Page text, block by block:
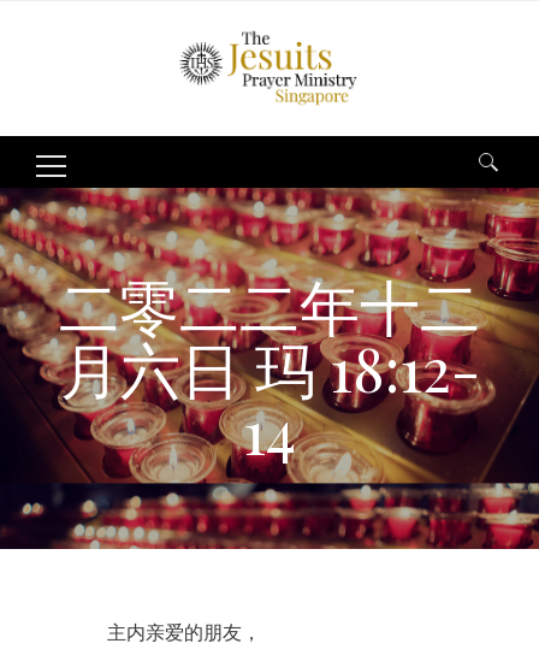
Search
for:
二零二二年十二
月六日 玛 18:12-
14
主内亲爱的朋友，